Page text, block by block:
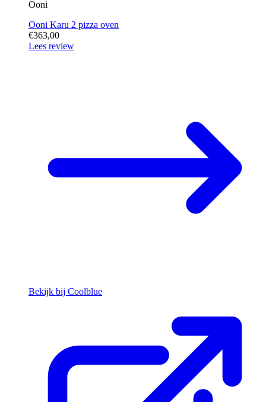
Ooni
Ooni Karu 2 pizza oven
€363,00
Lees review
Bekijk bij Coolblue